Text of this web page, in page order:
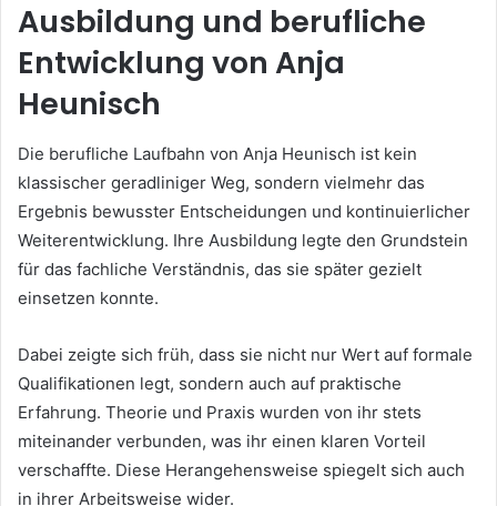
Ausbildung und berufliche
Entwicklung von Anja
Heunisch
Die berufliche Laufbahn von Anja Heunisch ist kein
klassischer geradliniger Weg, sondern vielmehr das
Ergebnis bewusster Entscheidungen und kontinuierlicher
Weiterentwicklung. Ihre Ausbildung legte den Grundstein
für das fachliche Verständnis, das sie später gezielt
einsetzen konnte.
Dabei zeigte sich früh, dass sie nicht nur Wert auf formale
Qualifikationen legt, sondern auch auf praktische
Erfahrung. Theorie und Praxis wurden von ihr stets
miteinander verbunden, was ihr einen klaren Vorteil
verschaffte. Diese Herangehensweise spiegelt sich auch
in ihrer Arbeitsweise wider.